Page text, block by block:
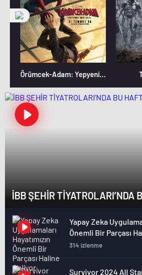
Örümcek-Adam: Yepyeni Bir Gün
İBB ŞEHİR TİYATROLARI’NDA
Yapay Zeka
Önemli Bir Parçası
314 izlenme
Survivor 2024 All